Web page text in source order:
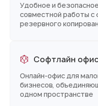
Удобное и
совместной работы с
резервного
Софтлайн офис
Онлайн-офис для
бизнесов,
одном пространстве